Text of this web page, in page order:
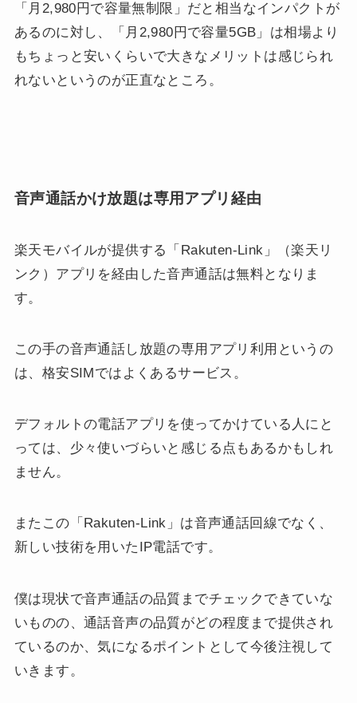
「月2,980円で容量無制限」だと相当なインパクトが
あるのに対し、「月2,980円で容量5GB」は相場より
もちょっと安いくらいで大きなメリットは感じられ
れないというのが正直なところ。
音声通話かけ放題は専用アプリ経由
楽天モバイルが提供する「Rakuten-Link」（楽天リ
ンク）アプリを経由した音声通話は無料となりま
す。
この手の音声通話し放題の専用アプリ利用というの
は、格安SIMではよくあるサービス。
デフォルトの電話アプリを使ってかけている人にと
っては、少々使いづらいと感じる点もあるかもしれ
ません。
またこの「Rakuten-Link」は音声通話回線でなく、
新しい技術を用いたIP電話です。
僕は現状で音声通話の品質までチェックできていな
いものの、通話音声の品質がどの程度まで提供され
ているのか、気になるポイントとして今後注視して
いきます。